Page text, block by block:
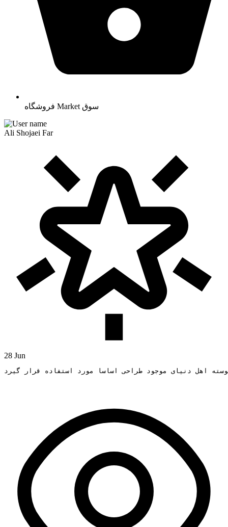
Market سوق
Ali Shojaei Far
28 Jun